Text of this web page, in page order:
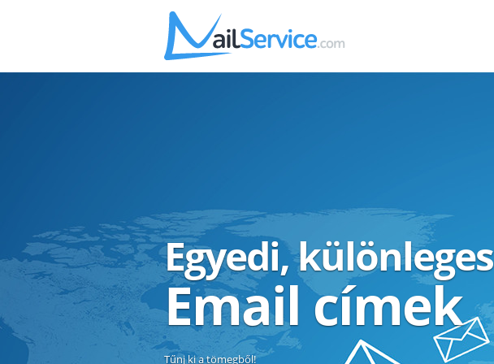
Egyedi, különleges
Email címek
Tűnj ki a tömegből!